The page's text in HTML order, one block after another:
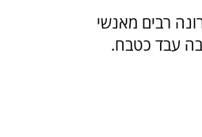
רבים מאנשי
עבד כטבח.